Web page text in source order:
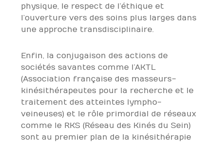
physique, le respect de l’éthique et
l’ouverture vers des soins plus larges dans
une approche transdisciplinaire.
Enfin, la conjugaison des actions de
sociétés savantes comme l’AKTL
(Association française des masseurs-
kinésithérapeutes pour la recherche et le
traitement des atteintes lympho-
veineuses) et le rôle primordial de réseaux
comme le RKS (Réseau des Kinés du Sein)
sont au premier plan de la kinésithérapie